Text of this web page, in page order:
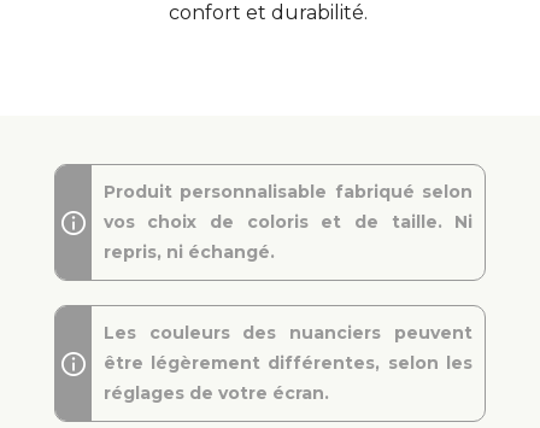
confort et durabilité.
Produit personnalisable fabriqué selon
vos choix de coloris et de taille. Ni
repris, ni échangé.
Les couleurs des nuanciers peuvent
être légèrement différentes, selon les
réglages de votre écran.